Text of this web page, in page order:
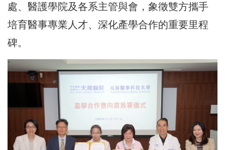
處、醫護學院及各系主管與會，象徵雙方攜手
培育醫事專業人才、深化產學合作的重要里程
碑。